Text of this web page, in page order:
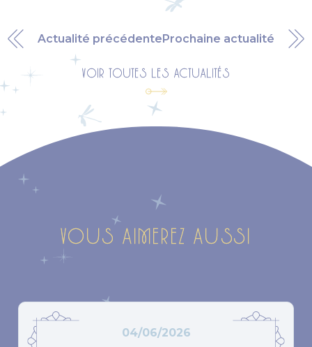
Actualité précédente
VOIR TOUTES LES ACTUALITÉS
Prochaine actualité
VOUS AIMEREZ AUSSI
04/06/2026